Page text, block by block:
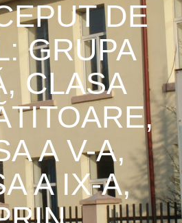
DE
GRUPA
CLASA
A V-A,
A IX-A,